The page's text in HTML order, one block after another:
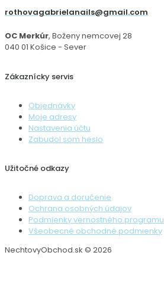
rothovagabrielanails@gmail.com
OC Merkúr, Boženy nemcovej 28
040 01 Košice - Sever
Zákaznícky servis
Objednávky
Moje adresy
Nastavenia účtu
Zabudol som heslo
Užitočné odkazy
Doprava a doručenie
Ochrana osobných údajov
Podmienky vernostného programu
Všeobecné obchodné podmienky
NechtovyObchod.sk © 2026